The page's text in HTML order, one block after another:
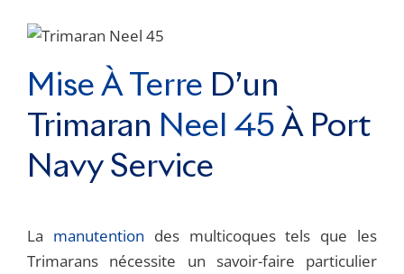
Mise À Terre D’un
Trimaran Neel 45 À Port
Navy Service
La manutention des multicoques tels que les
Trimarans nécessite un savoir-faire particulier